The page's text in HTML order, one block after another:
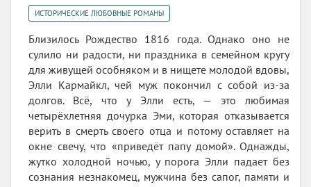
ИСТОРИЧЕСКИЕ ЛЮБОВНЫЕ РОМАНЫ
Близилось Рождество 1816 года. Однако оно не
сулило ни радости, ни праздника в семейном кругу
для живущей особняком и в нищете молодой вдовы,
Элли Кармайкл, чей муж покончил с собой из-за
долгов. Всё, что у Элли есть, — это любимая
четырёхлетняя дочурка Эми, которая отказывается
верить в смерть своего отца и потому оставляет на
окне свечу, что «приведёт папу домой». Однажды,
жутко холодной ночью, у порога Элли падает без
сознания незнакомец, мужчина без сапог, памяти и